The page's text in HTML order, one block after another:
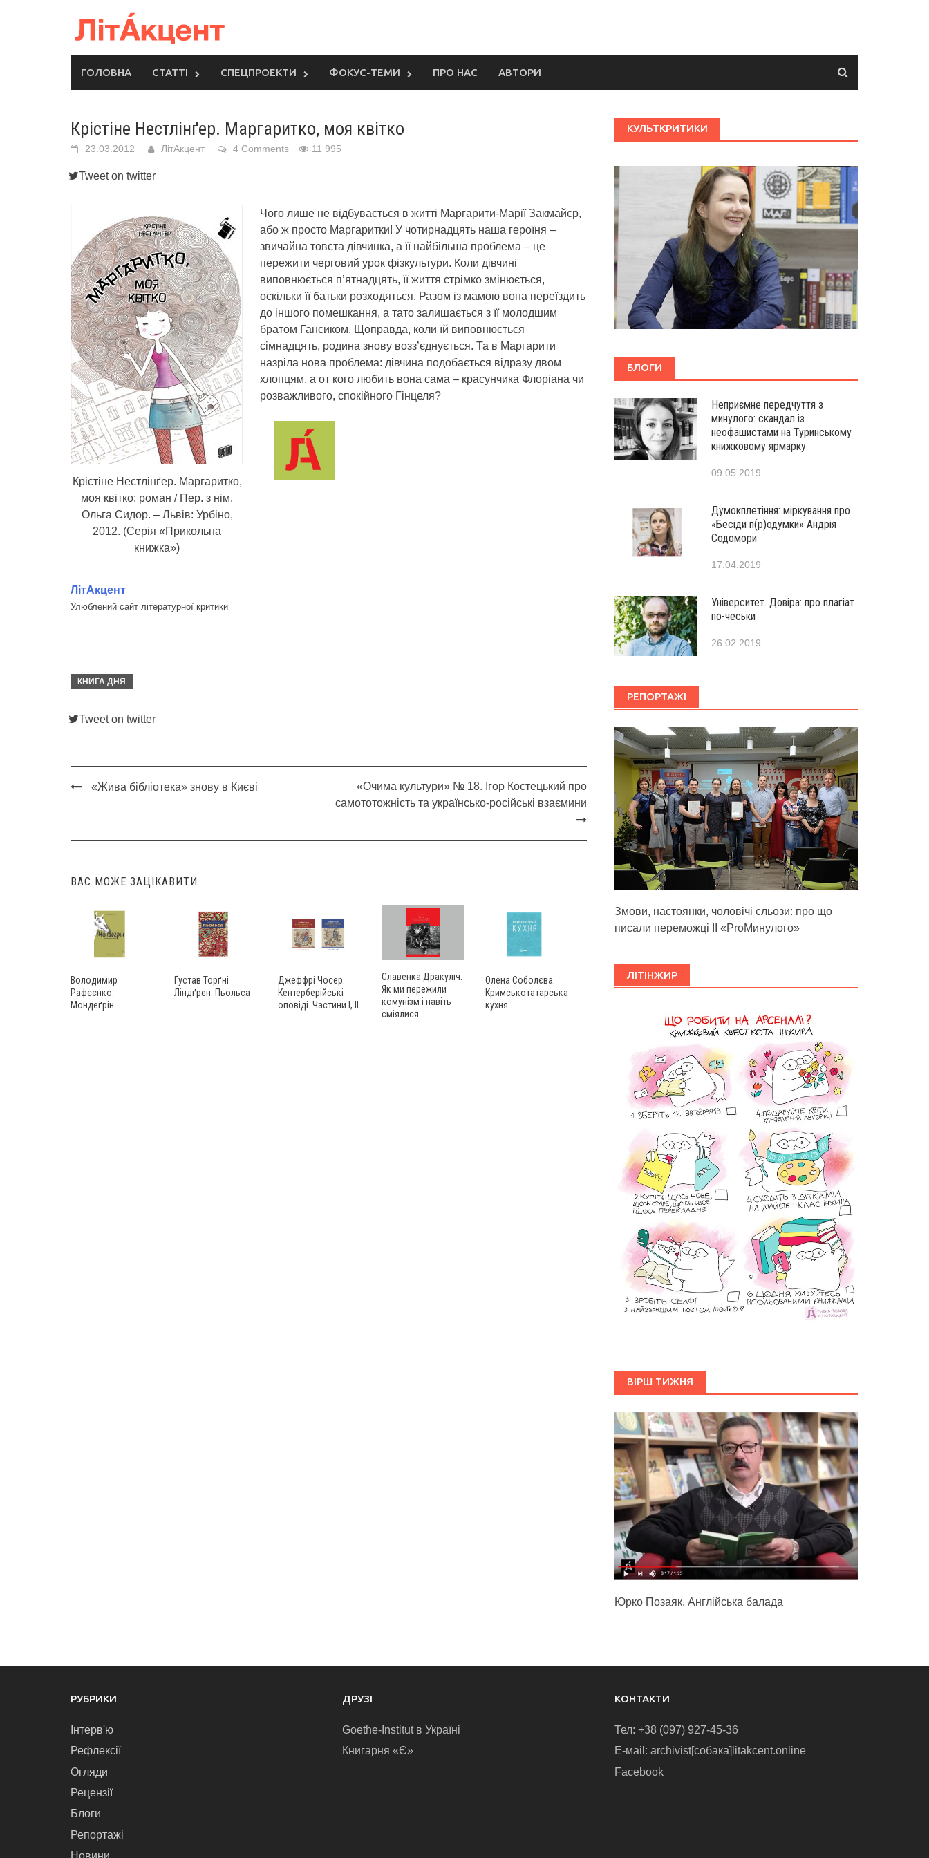
ГОЛОВНА СТАТТІ СПЕЦПРОЕКТИ ФОКУС-ТЕМИ ПРО НАС АВТОРИ
Крістіне Нестлінґер. Маргаритко, моя квітко
23.03.2012 ЛітАкцент 4 Comments 11 995
Tweet on twitter
Крістіне Нестлінґер. Маргаритко,
моя квітко: роман / Пер. з нім.
Ольга Сидор. – Львів: Урбіно,
2012. (Серія «Прикольна
книжка»)
Чого лише не відбувається в житті Маргарити-Марії Закмайєр,
або ж просто Маргаритки! У чотирнадцять наша героїня –
звичайна товста дівчинка, а її найбільша проблема – це
пережити черговий урок фізкультури. Коли дівчині
виповнюється п’ятнадцять, її життя стрімко змінюється,
оскільки її батьки розходяться. Разом із мамою вона переїздить
до іншого помешкання, а тато залишається з її молодшим
братом Гансиком. Щоправда, коли їй виповнюється
сімнадцять, родина знову возз’єднується. Та в Маргарити
назріла нова проблема: дівчина подобається відразу двом
хлопцям, а от кого любить вона сама – красунчика Флоріана чи
розважливого, спокійного Гінцеля?
ЛітАкцент
Улюблений сайт літературної критики
КНИГА ДНЯ
Tweet on twitter
«Жива бібліотека» знову в Києві
«Очима культури» № 18. Ігор Костецький про
самототожність та українсько-російські взаємини
ВАС МОЖЕ ЗАЦІКАВИТИ
Володимир
Рафєєнко.
Мондеґрін
Ґустав Торґні
Ліндґрен. Пьольса
Джеффрі Чосер.
Кентерберійські
оповіді. Частини І, ІІ
Славенка Дракуліч.
Як ми пережили
комунізм і навіть
сміялися
Олена Соболєва.
Кримськотатарська
кухня
КУЛЬТКРИТИКИ
БЛОГИ
Неприємне передчуття з
минулого: скандал із
неофашистами на Туринському
книжковому ярмарку
09.05.2019
Думокплетіння: міркування про
«Бесіди п(р)одумки» Андрія
Содомори
17.04.2019
Університет. Довіра: про плагіат
по-чеськи
26.02.2019
РЕПОРТАЖІ
Змови, настоянки, чоловічі сльози: про що
писали переможці ІІ «ProМинулого»
ЛІТІНЖИР
ВІРШ ТИЖНЯ
Юрко Позаяк. Англійська балада
РУБРИКИ
Інтерв'ю
Рефлексії
Огляди
Рецензії
Блоги
Репортажі
Новини
ДРУЗІ
Goethe-Institut в Україні
Книгарня «Є»
КОНТАКТИ
Тел: +38 (097) 927-45-36
E-маіl: archivist[собака]litakcent.online
Facebook